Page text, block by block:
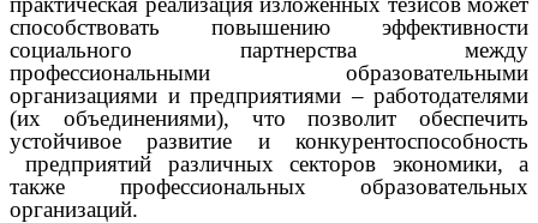
способствовать повышению эффективности
социального партнерства между
профессиональными образовательными
организациями и предприятиями – работодателями
(их объединениями), что позволит обеспечить
устойчивое развитие и конкурентоспособность
предприятий различных секторов экономики, а
также профессиональных образовательных
организаций.